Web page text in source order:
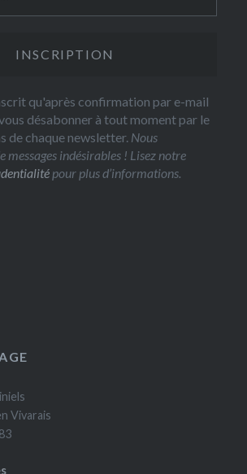
qu'après confirmation par e-mail
désabonner à tout moment par le
de chaque newsletter. Nous
messages indésirables ! Lisez notre
pour plus d’informations.
Vivarais